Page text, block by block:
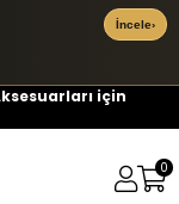
İncele›
için
0